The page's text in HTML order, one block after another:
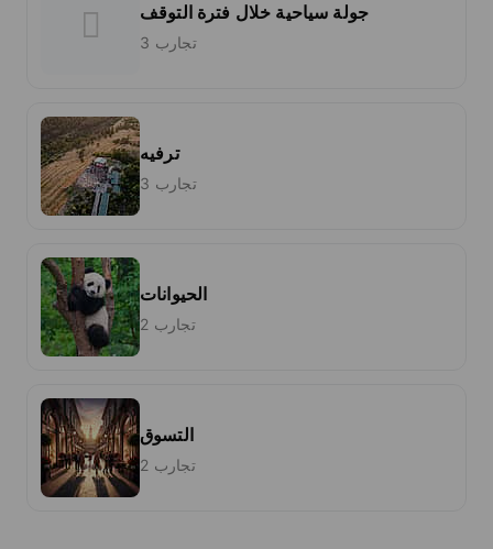
جولة سياحية خلال فترة التوقف
3 تجارب
ترفيه
3 تجارب
الحيوانات
2 تجارب
التسوق
2 تجارب